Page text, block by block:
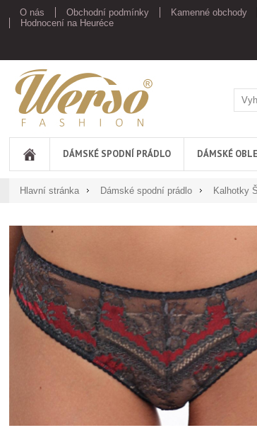
O nás Obchodní podmínky Kamenné obchody
Hodnocení na Heuréce
Werso
DÁMSKÉ SPODNÍ PRÁDLO DÁMSKÉ
Hlavní stránka Dámské spodní prádlo Kalhotky